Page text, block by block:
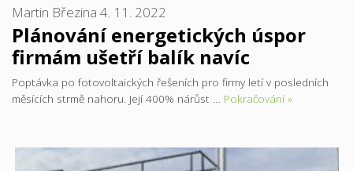
Plánování energetických úspor
firmám ušetří balík navíc
Martin Březina 4. 11. 2022
Poptávka po fotovoltaických řešeních pro firmy letí v posledních
měsících strmě nahoru. Její 400% nárůst … Pokračování »